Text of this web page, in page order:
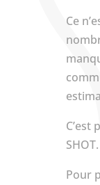
Ce
C’est
SHOT.
Pour